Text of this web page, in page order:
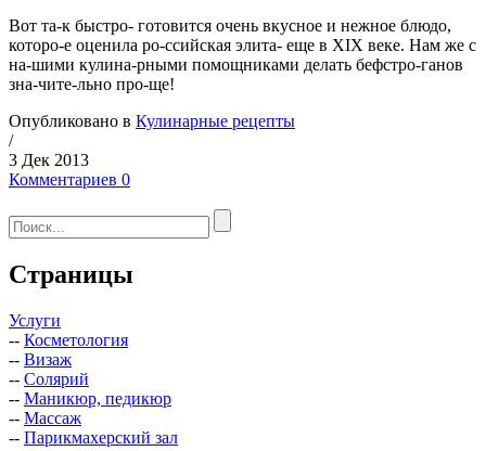
Вот та-к быстро- готовится очень вкусное и нежное блюдо,
которо-е оценила ро-ссийская элита- еще в XIX веке. Нам же с
на-шими кулина-рными помощниками делать бефстро-ганов
зна-чите-льно про-ще!
Опубликовано в Кулинарные рецепты
/
3 Дек 2013
Комментариев 0
Страницы
Услуги
-- Косметология
-- Визаж
-- Солярий
-- Маникюр, педикюр
-- Массаж
-- Парикмахерский зал